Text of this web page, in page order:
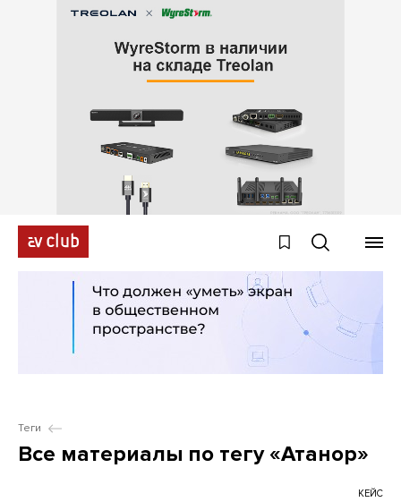
Теги
Все материалы по тегу «Атанор»
КЕЙС